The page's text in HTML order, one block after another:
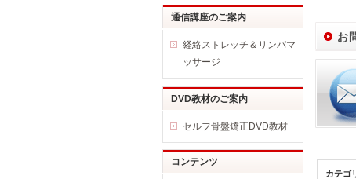
お
カテゴ
通信講座のご案内
経絡ストレッチ＆リンパマ
ッサージ
DVD教材のご案内
セルフ骨盤矯正DVD教材
コンテンツ